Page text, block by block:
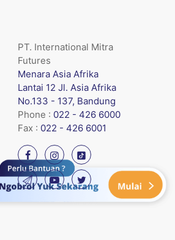
PT. International Mitra
Futures
Menara Asia Afrika
Lantai 12 Jl. Asia Afrika
No.133 - 137, Bandung
Phone : 022 - 426 6000
Fax : 022 - 426 6001